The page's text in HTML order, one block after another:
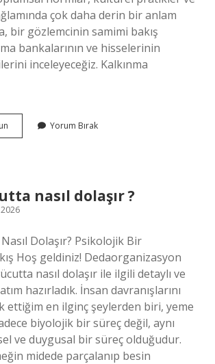
çok daha derin bir anlam
bir gözlemcinin samimi bakış
bankalarının ve hisselerinin
inceleyeceğiz. Kalkınma
Kalkınma
bankası
?
Yorum Bırak
nasıl dolaşır ?
Dolaşır? Psikolojik Bir
Hoş geldiniz! Dedaorganizasyon
nasıl dolaşır ile ilgili detaylı ve
hazırladık. İnsan davranışlarını
ettiğim en ilginç şeylerden biri, yeme
biyolojik bir süreç değil, aynı
ve duygusal bir süreç olduğudur.
midede parçalanıp besin